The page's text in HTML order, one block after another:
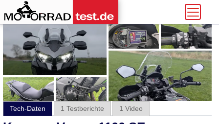
Tech-Daten 1 Testberichte 1 Video